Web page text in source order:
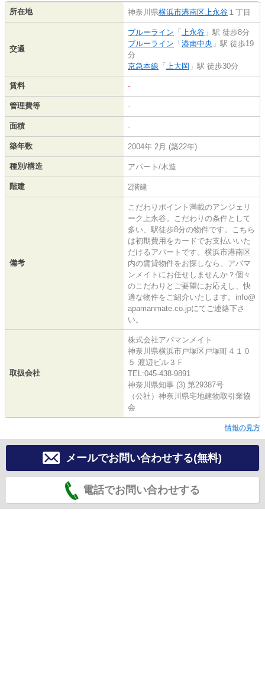
所在地 神奈川県横浜市港南区上永谷 １丁目
交通
ブルーライン 「 上永谷 」駅 徒歩8分
ブルーライン 「 港南中央 」駅 徒歩19
分
京急本線 「 上大岡 」駅 徒歩30分
賃料 -
管理費等 -
面積 -
築年数 2004年 2月 (築22年)
種別/構造 アパート/木造
階建 2階建
備考
こだわりポイント満載のアンジェリ
ーク上永谷。こだわりの条件として
多い、駅徒歩8分の物件です。こちら
は初期費用をカードでお支払いいた
だけるアパートです。横浜市港南区
内の賃貸物件をお探しなら、アパマ
ンメイトにお任せしませんか？個々
のこだわりとご要望にお応えし、快
適な物件をご紹介いたします。info@
apamanmate.co.jpにてご連絡下さ
い。
取扱会社
株式会社アパマンメイト
神奈川県横浜市戸塚区戸塚町４１０
５ 渡辺ビル３Ｆ
TEL:045-438-9891
神奈川県知事 (3) 第29387号
（公社）神奈川県宅地建物取引業協
会
情報の見方
メールでお問い合わせする(無料)
電話でお問い合わせする